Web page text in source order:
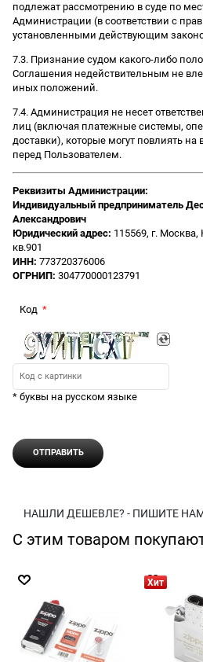
подлежат рассмотрению в суде по
Администрации (в соответствии с
установленными действующим
7.3. Признание судом какого-либо
Соглашения недействительным не
иных положений.
7.4. Администрация не несет
лиц (включая платежные системы,
доставки), которые могут повлиять на
перед Пользователем.
Реквизиты Администрации:
Индивидуальный предприниматель
Александрович
Юридический адрес: 115569, г.
кв.901
ИНН: 773720376006
ОГРНИП: 304770000123791
Код
* буквы на русском языке
НАШЛИ ДЕШЕВЛЕ? - ПИШИТЕ
С этим товаром
Хит